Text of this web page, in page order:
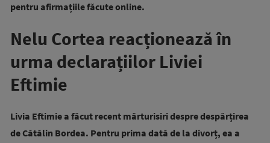
pentru afirmațiile făcute online.
Nelu Cortea reacționează în
urma declarațiilor Liviei
Eftimie
Livia Eftimie a făcut recent mărturisiri despre despărțirea
de Cătălin Bordea. Pentru prima dată de la divorț, ea a